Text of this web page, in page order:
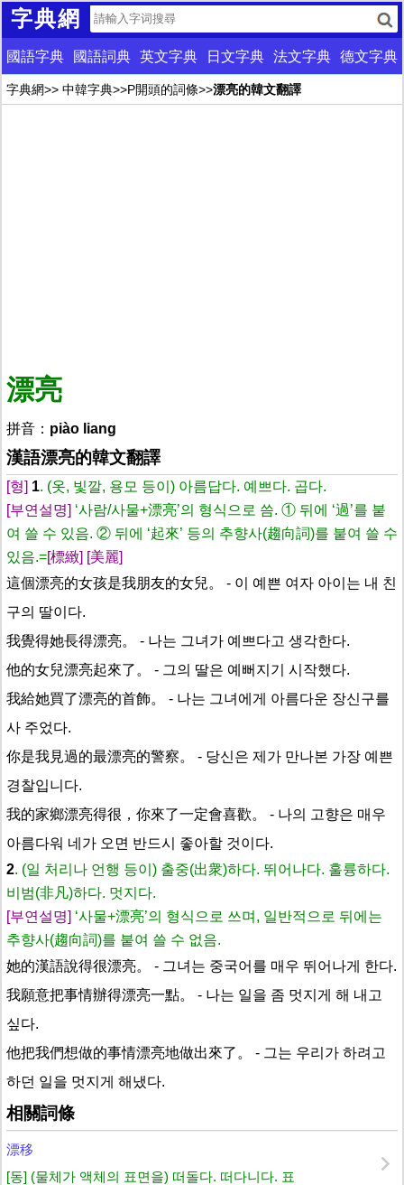
字典網
國語字典 國語詞典 英文字典 日文字典 法文字典 德文字典
字典網>> 中韓字典>>P開頭的詞條>>漂亮的韓文翻譯
漂亮
拼音： piào liang
漢語漂亮的韓文翻譯
[형] 1. (옷, 빛깔, 용모 등이) 아름답다. 예쁘다. 곱다.
[부연설명] ‘사람/사물+漂亮’의 형식으로 씀. ① 뒤에 ‘過’를 붙
여 쓸 수 있음. ② 뒤에 ‘起來’ 등의 추향사(趨向詞)를 붙여 쓸 수
있음.=[標緻] [美麗]
這個漂亮的女孩是我朋友的女兒。
- 이 예쁜 여자 아이는 내 친
구의 딸이다.
我覺得她長得漂亮。
- 나는 그녀가 예쁘다고 생각한다.
他的女兒漂亮起來了。
- 그의 딸은 예뻐지기 시작했다.
我給她買了漂亮的首飾。
- 나는 그녀에게 아름다운 장신구를
사 주었다.
你是我見過的最漂亮的警察。
- 당신은 제가 만나본 가장 예쁜
경찰입니다.
我的家鄉漂亮得很，你來了一定會喜歡。
- 나의 고향은 매우
아름다워 네가 오면 반드시 좋아할 것이다.
2. (일 처리나 언행 등이) 출중(出衆)하다. 뛰어나다. 훌륭하다.
비범(非凡)하다. 멋지다.
[부연설명] ‘사물+漂亮’의 형식으로 쓰며, 일반적으로 뒤에는
추향사(趨向詞)를 붙여 쓸 수 없음.
她的漢語說得很漂亮。
- 그녀는 중국어를 매우 뛰어나게 한다.
我願意把事情辦得漂亮一點。
- 나는 일을 좀 멋지게 해 내고
싶다.
他把我們想做的事情漂亮地做出來了。
- 그는 우리가 하려고
하던 일을 멋지게 해냈다.
相關詞條
漂移
[동] (물체가 액체의 표면을) 떠돌다. 떠다니다. 표